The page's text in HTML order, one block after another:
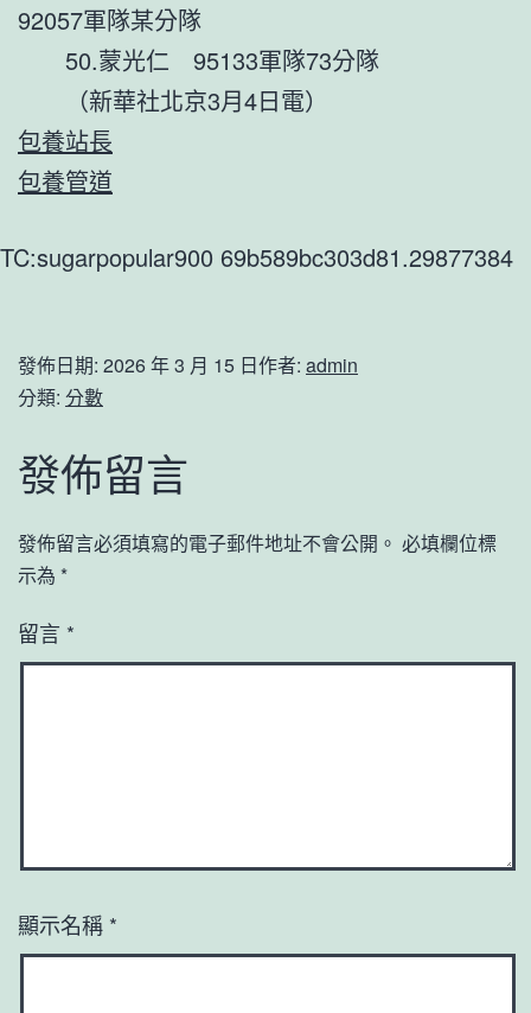
92057軍隊某分隊
50.蒙光仁 95133軍隊73分隊
（新華社北京3月4日電）
包養站長
包養管道
TC:sugarpopular900 69b589bc303d81.29877384
發佈日期: 2026 年 3 月 15 日作者: admin
分類: 分數
發佈留言
發佈留言必須填寫的電子郵件地址不會公開。 必填欄位標
示為 *
留言 *
顯示名稱 *